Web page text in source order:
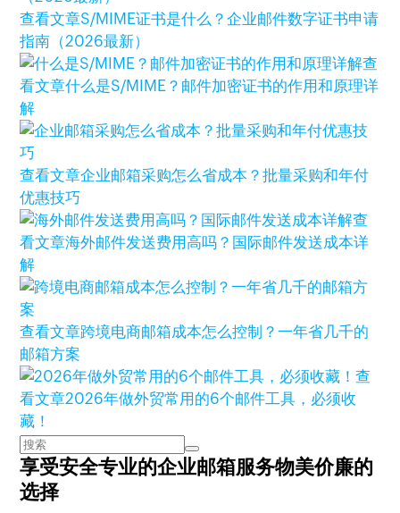
查看文章S/MIME证书是什么？企业邮件数字证书申请
指南（2026最新）
查
看文章什么是S/MIME？邮件加密证书的作用和原理详
解
查看文章企业邮箱采购怎么省成本？批量采购和年付
优惠技巧
查
看文章海外邮件发送费用高吗？国际邮件发送成本详
解
查看文章跨境电商邮箱成本怎么控制？一年省几千的
邮箱方案
查
看文章2026年做外贸常用的6个邮件工具，必须收
藏！
享受安全专业的企业邮箱服务物美价廉的
选择